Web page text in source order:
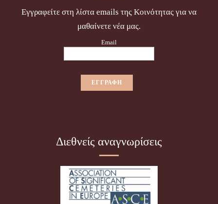
Εγγραφείτε στη λίστα emails της Κοινότητας για να
μαθαίνετε νέα μας.
Email
Διεθνείς αναγνωρίσεις